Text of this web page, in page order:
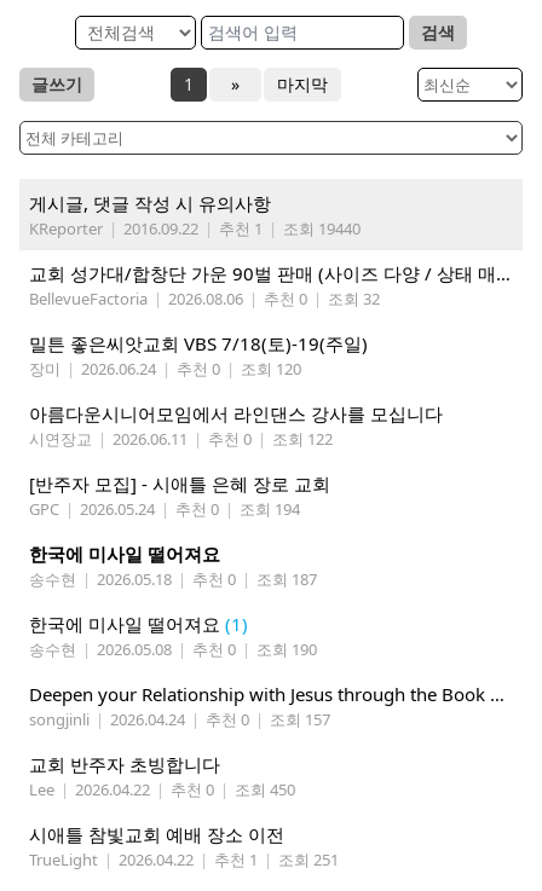
검색
글쓰기 1 » 마지막
게시글, 댓글 작성 시 유의사항
KReporter | 2016.09.22 | 추천 1 | 조회 19440
교회 성가대/합창단 가운 90벌 판매 (사이즈 다양 / 상태 매우 양호)
BellevueFactoria | 2026.08.06 | 추천 0 | 조회 32
밀튼 좋은씨앗교회 VBS 7/18(토)-19(주일)
장미 | 2026.06.24 | 추천 0 | 조회 120
아름다운시니어모임에서 라인댄스 강사를 모십니다
시연장교 | 2026.06.11 | 추천 0 | 조회 122
[반주자 모집] - 시애틀 은혜 장로 교회
GPC | 2026.05.24 | 추천 0 | 조회 194
한국에 미사일 떨어져요
송수현 | 2026.05.18 | 추천 0 | 조회 187
한국에 미사일 떨어져요 (1)
송수현 | 2026.05.08 | 추천 0 | 조회 190
Deepen your Relationship with Jesus through the Book of Mormon
songjinli | 2026.04.24 | 추천 0 | 조회 157
교회 반주자 초빙합니다
Lee | 2026.04.22 | 추천 0 | 조회 450
시애틀 참빛교회 예배 장소 이전
TrueLight | 2026.04.22 | 추천 1 | 조회 251